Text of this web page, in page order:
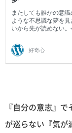
『自分の意志』
が巡らない『気が